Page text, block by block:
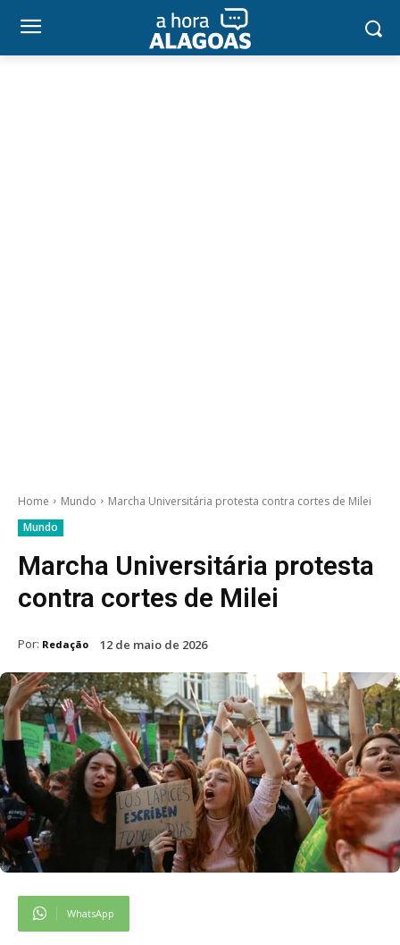
Home Mundo
Marcha Universitária protesta contra cortes de Milei
Mundo
Marcha Universitária protesta
contra cortes de Milei
Por: Redação 12 de maio de 2026
WhatsApp